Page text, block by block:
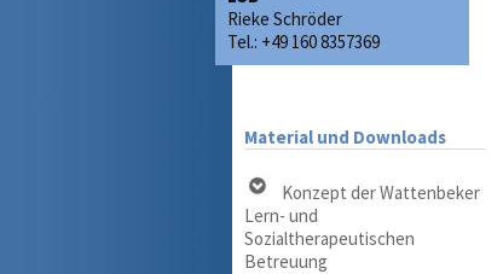
Rieke Schröder
Tel.: +49 160 8357369
Material und Downloads
Konzept der Wattenbeker
Lern- und
Sozialtherapeutischen
Betreuung